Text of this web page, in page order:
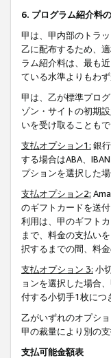
6. プログラム紹介料
甲は、甲内部のトラ
乙に配布するため、
ラム紹介料は、最も
ている水準よりもわ
甲は、乙が標準プロ
ゾン・サイトの初期
いを受け取ることも
支払オプション1: 銀
する場合はABA、
プションを選択した
支払オプション2:
のギフトカードを送
利用は、甲のギフト
まで、料金の支払い
択するまでの間、料
支払オプション 3: 小
ョンを選択した場合
付する小切手1枚につ
乙がいずれのオプシ
甲の裁量により別の
支払可能金額表